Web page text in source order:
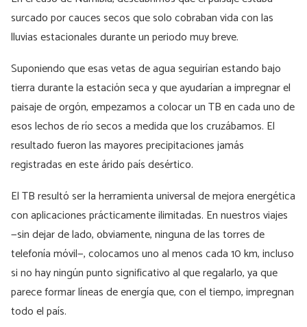
surcado por cauces secos que solo cobraban vida con las
lluvias estacionales durante un periodo muy breve.
Suponiendo que esas vetas de agua seguirían estando bajo
tierra durante la estación seca y que ayudarían a impregnar el
paisaje de orgón, empezamos a colocar un TB en cada uno de
esos lechos de río secos a medida que los cruzábamos. El
resultado fueron las mayores precipitaciones jamás
registradas en este árido país desértico.
El TB resultó ser la herramienta universal de mejora energética
con aplicaciones prácticamente ilimitadas. En nuestros viajes
—sin dejar de lado, obviamente, ninguna de las torres de
telefonía móvil—, colocamos uno al menos cada 10 km, incluso
si no hay ningún punto significativo al que regalarlo, ya que
parece formar líneas de energía que, con el tiempo, impregnan
todo el país.